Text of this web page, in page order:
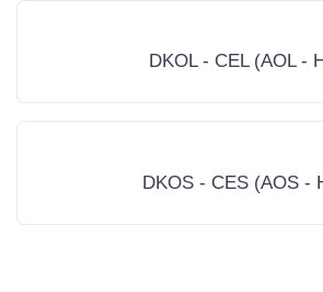
DKOL - CEL (AOL -
DKOS - CES (AOS -